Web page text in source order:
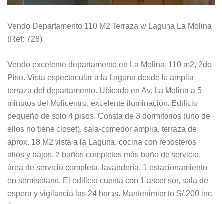
Vendo Departamento 110 M2 Terraza v/ Laguna La Molina
(Ref: 728)
Vendo excelente departamento en La Molina, 110 m2, 2do
Piso. Vista espectacular a la Laguna desde la amplia
terraza del departamento. Ubicado en Av. La Molina a 5
minutos del Molicentro, excelente iluminación. Edificio
pequeño de solo 4 pisos. Consta de 3 dormitorios (uno de
ellos no tiene closet), sala-comedor amplia, terraza de
aprox. 18 M2 vista a la Laguna, cocina con reposteros
altos y bajos, 2 baños completos más baño de servicio,
área de servicio completa, lavandería, 1 estacionamiento
en semisótano. El edificio cuenta con 1 ascensor, sala de
espera y vigilancia las 24 horas. Mantenimiento S/.200 inc.